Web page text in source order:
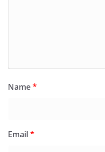
Name*
Email*